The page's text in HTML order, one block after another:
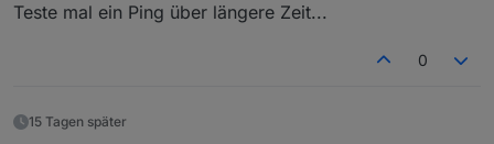
Teste mal ein Ping über längere Zeit...
0
15 Tagen später